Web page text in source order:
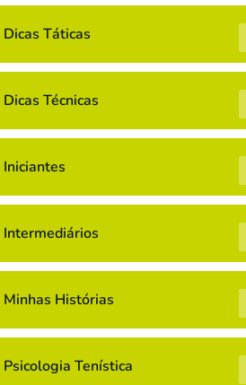
Dicas Táticas
Dicas Técnicas
Iniciantes
Intermediários
Minhas Histórias
Psicologia Tenística